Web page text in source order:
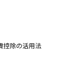
控除の活用法